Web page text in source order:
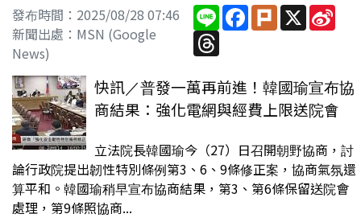
發布時間：2025/08/28 07:46
新聞出處：MSN (Google
News)
Line Facebook
PlurkX
Threads
快訊／普發一萬再前進！韓國瑜宣布協
商結果：強化電網與經費上限送院會
立法院長韓國瑜今（27）日召開朝野協商，討
論行政院提出韌性特別條例第3、6、9條修正案，協商氣氛還
算平和。韓國瑜稍早宣布協商結果，第3、第6條保留送院會
處理，第9條照協商...